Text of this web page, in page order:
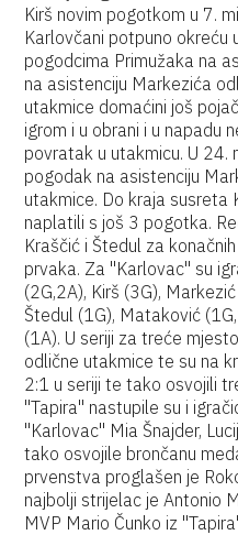
Kirš novim pogotkom u 7.
Karlovčani potpuno okreću
pogodcima Primužaka na
na asistenciju Markezića
utakmice domaćini još
igrom i u obrani i u napadu
povratak u utakmicu. U 24.
pogodak na asistenciju
utakmice. Do kraja susreta
naplatili s još 3 pogotka.
Kraščić i Štedul za
prvaka. Za "Karlovac" su
(2G,2A), Kirš (3G),
Štedul (1G), Mataković
(1A). U seriji za treće
odlične utakmice te su na
2:1 u seriji te tako osvojili
"Tapira" nastupile su i
"Karlovac" Mia Šnajder,
tako osvojile brončanu
prvenstva proglašen je
najbolji strijelac je Antonio
MVP Mario Čunko iz